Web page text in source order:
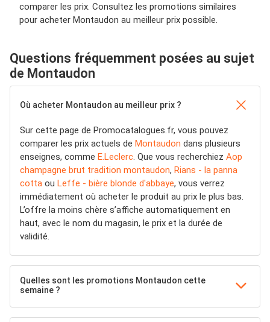
comparer les prix. Consultez les promotions similaires
pour acheter Montaudon au meilleur prix possible.
Questions fréquemment posées au sujet
de Montaudon
Où acheter Montaudon au meilleur prix ?
Sur cette page de Promocatalogues.fr, vous pouvez
comparer les prix actuels de Montaudon dans plusieurs
enseignes, comme E.Leclerc. Que vous recherchiez Aop
champagne brut tradition montaudon, Rians - la panna
cotta ou Leffe - bière blonde d'abbaye, vous verrez
immédiatement où acheter le produit au prix le plus bas.
L’offre la moins chère s’affiche automatiquement en
haut, avec le nom du magasin, le prix et la durée de
validité.
Quelles sont les promotions Montaudon cette
semaine ?